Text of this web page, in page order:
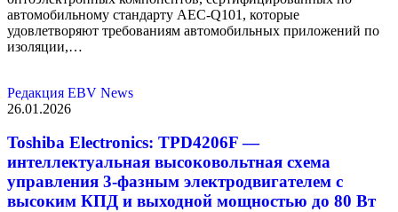
автомобильному стандарту AEC-Q101, которые
удовлетворяют требованиям автомобильных приложений по
изоляции,…
Редакция EBV News
26.01.2026
Toshiba Electronics: TPD4206F —
интеллектуальная высоковольтная схема
управления 3-фазным электродвигателем с
высоким КПД и выходной мощностью до 80 Вт